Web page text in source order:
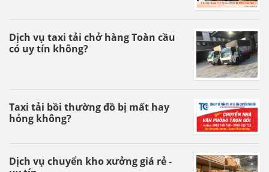
Dịch vụ taxi tải chở hàng Toàn cầu
có uy tín không?
Taxi tải bồi thường đồ bị mất hay
hỏng không?
Dịch vụ chuyển kho xưởng giá rẻ -